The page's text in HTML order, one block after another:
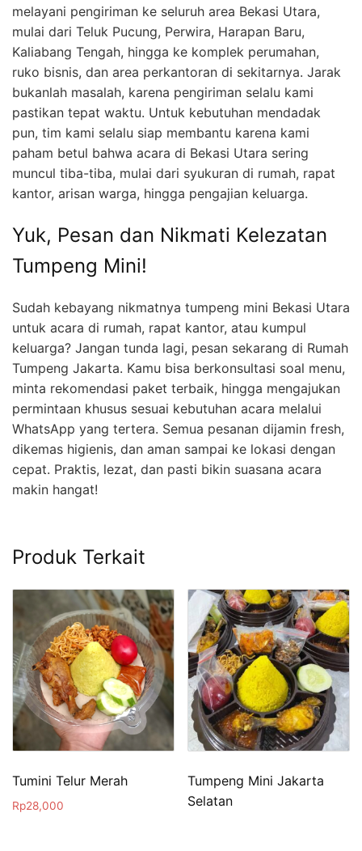
melayani pengiriman ke seluruh area Bekasi Utara,
mulai dari Teluk Pucung, Perwira, Harapan Baru,
Kaliabang Tengah, hingga ke komplek perumahan,
ruko bisnis, dan area perkantoran di sekitarnya. Jarak
bukanlah masalah, karena pengiriman selalu kami
pastikan tepat waktu. Untuk kebutuhan mendadak
pun, tim kami selalu siap membantu karena kami
paham betul bahwa acara di Bekasi Utara sering
muncul tiba-tiba, mulai dari syukuran di rumah, rapat
kantor, arisan warga, hingga pengajian keluarga.
Yuk, Pesan dan Nikmati Kelezatan
Tumpeng Mini!
Sudah kebayang nikmatnya tumpeng mini Bekasi Utara
untuk acara di rumah, rapat kantor, atau kumpul
keluarga? Jangan tunda lagi, pesan sekarang di Rumah
Tumpeng Jakarta. Kamu bisa berkonsultasi soal menu,
minta rekomendasi paket terbaik, hingga mengajukan
permintaan khusus sesuai kebutuhan acara melalui
WhatsApp yang tertera. Semua pesanan dijamin fresh,
dikemas higienis, dan aman sampai ke lokasi dengan
cepat. Praktis, lezat, dan pasti bikin suasana acara
makin hangat!
Produk Terkait
Tumini Telur Merah
Rp28,000
Tumpeng Mini Jakarta
Selatan